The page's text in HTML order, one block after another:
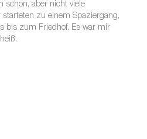
schon, aber nicht viele
starteten zu einem Spaziergang,
bis zum Friedhof. Es war mir